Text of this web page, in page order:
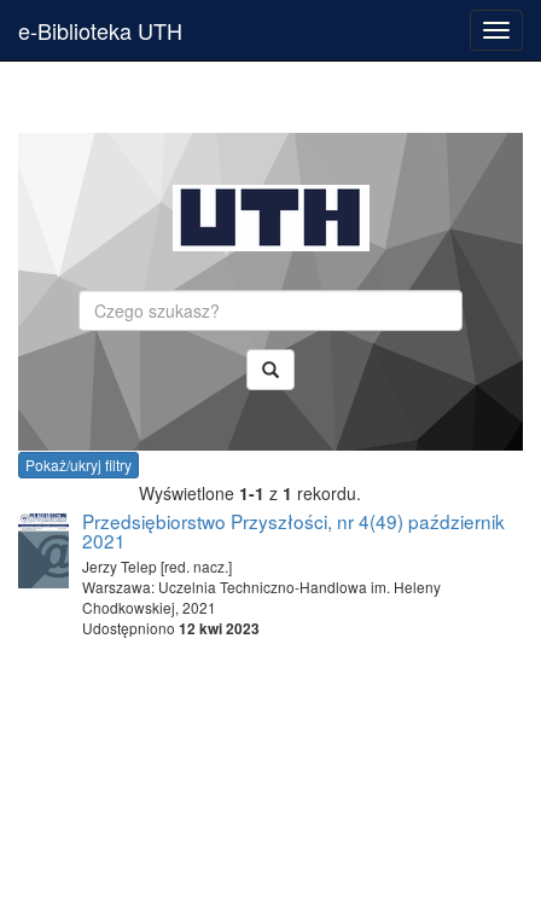
e-Biblioteka UTH
Pokaż/ukryj filtry
Wyświetlone 1-1 z 1 rekordu.
Przedsiębiorstwo Przyszłości, nr 4(49) październik
2021
Jerzy Telep [red. nacz.]
Warszawa: Uczelnia Techniczno-Handlowa im. Heleny
Chodkowskiej, 2021
Udostępniono 12 kwi 2023